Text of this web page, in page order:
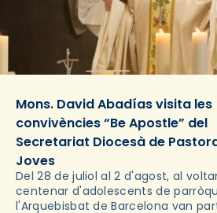
Mons. David Abadías visita les
convivències “Be Apostle” del
Secretariat Diocesà de
Joves
Del 28 de juliol al 2 d'agost, al
centenar d'adolescents de
l'Arquebisbat de Barcelona van